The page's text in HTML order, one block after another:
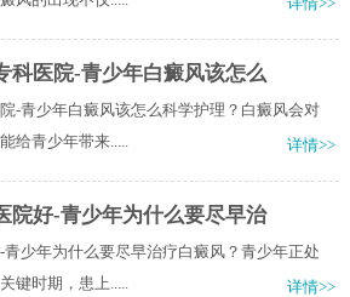
科医院-青少年白癜风该怎么
-青少年白癜风该怎么科学护理？白癜风会对
给青少年带来.....
详情>>
院好-青少年为什么要尽早治
少年为什么要尽早治疗白癜风？青少年正处
键时期，患上.....
详情>>